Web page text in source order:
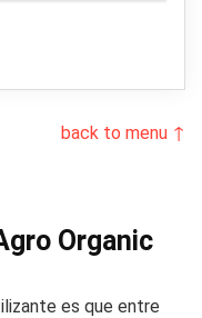
back to menu ↑
Organic
es que entre